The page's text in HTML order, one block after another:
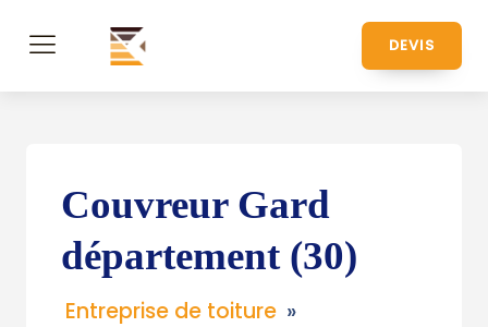
DEVIS
Couvreur Gard
département (30)
Entreprise de toiture »